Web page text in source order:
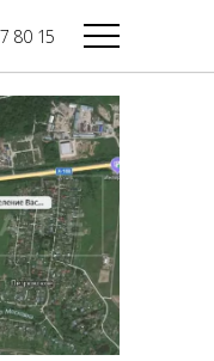
80 15
II
I